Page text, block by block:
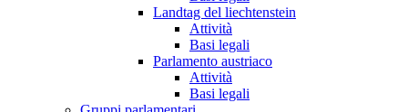
Landtag del liechtenstein
Attività
Basi legali
Parlamento austriaco
Attività
Basi legali